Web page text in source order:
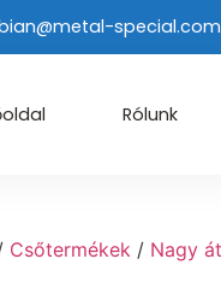
special.com
Rólunk
Csőtermékek / Nagy